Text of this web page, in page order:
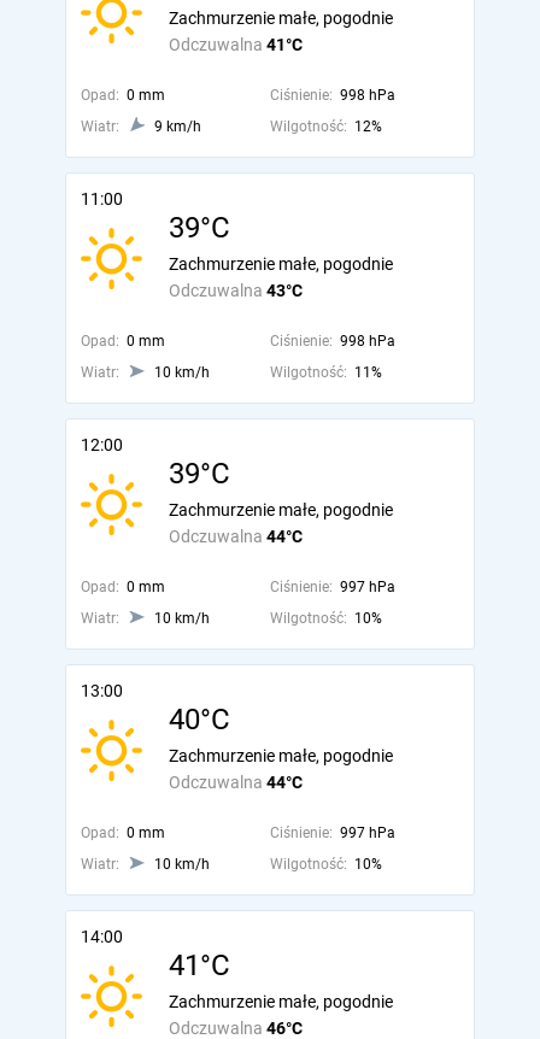
Odczuwalna 41°C
Zachmurzenie małe, pogodnie
Opad: 0 mm Ciśnienie: 998 hPa
Wiatr:
9 km/h Wilgotność: 12%
11:00
39°C
Odczuwalna 43°C
Zachmurzenie małe, pogodnie
Opad: 0 mm Ciśnienie: 998 hPa
Wiatr:
10 km/h Wilgotność: 11%
12:00
39°C
Odczuwalna 44°C
Zachmurzenie małe, pogodnie
Opad: 0 mm Ciśnienie: 997 hPa
Wiatr:
10 km/h Wilgotność: 10%
13:00
40°C
Odczuwalna 44°C
Zachmurzenie małe, pogodnie
Opad: 0 mm Ciśnienie: 997 hPa
Wiatr:
10 km/h Wilgotność: 10%
14:00
41°C
Odczuwalna 46°C
Zachmurzenie małe, pogodnie